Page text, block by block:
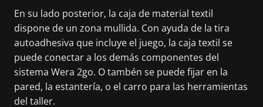
En su lado posterior, la caja de material textil
dispone de un zona mullida. Con ayuda de la tira
autoadhesiva que incluye el juego, la caja textil se
puede conectar a los demás componentes del
sistema Wera 2go. O tambén se puede fijar en la
pared, la estantería, o el carro para las herramientas
del taller.